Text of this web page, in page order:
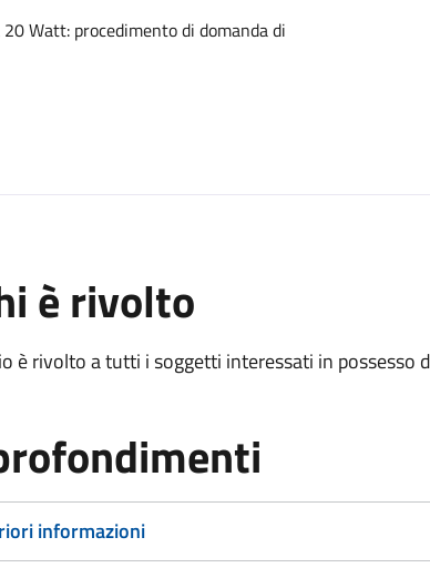
Watt: procedimento di domanda di
è rivolto
è rivolto a tutti i soggetti interessati in possesso
informazioni